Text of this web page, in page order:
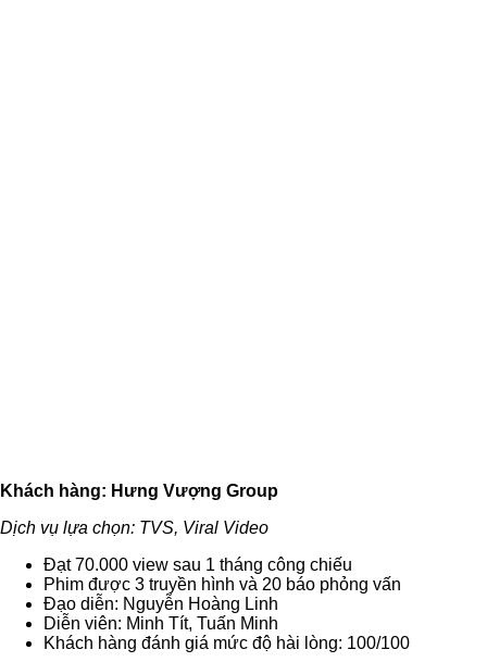
Khách hàng: Hưng Vượng Group
Dịch vụ lựa chọn: TVS, Viral Video
Đạt 70.000 view sau 1 tháng công chiếu
Phim được 3 truyền hình và 20 báo phỏng vấn
Đạo diễn: Nguyễn Hoàng Linh
Diễn viên: Minh Tít, Tuấn Minh
Khách hàng đánh giá mức độ hài lòng: 100/100